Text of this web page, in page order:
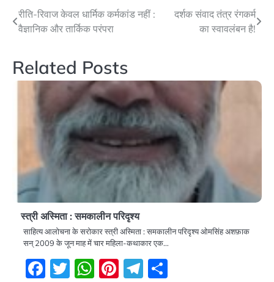
Post
navigation
रीति-रिवाज केवल धार्मिक कर्मकांड नहीं :
वैज्ञानिक और तार्किक परंपरा
दर्शक संवाद तंत्र रंगकर्म
का स्वावलंबन है!
Related Posts
स्त्री अस्मिता : समकालीन परिदृश्य
साहित्य आलोचना के सरोकार स्त्री अस्मिता : समकालीन परिदृश्य ओमसिंह अशफ़ाक
सन् 2009 के जून माह में चार महिला-कथाकार एक…
Facebook
Twitter
WhatsApp
Pinterest
Telegram